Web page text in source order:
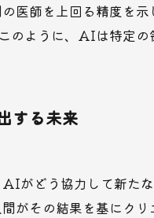
医師を上回る精度を
のように、AIは特定
する未来
がどう協力して新た
がその結果を基にク